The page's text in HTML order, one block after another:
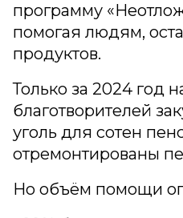
программу
помогая людям,
продуктов.
Только за 2024 год
благотворителей
уголь для сотен
отремонтированы
Но объём помощи